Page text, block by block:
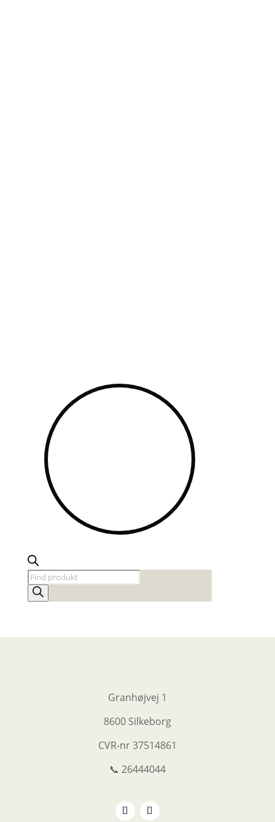
Products
search
Granhøjvej 1
8600 Silkeborg
CVR-nr37514861
📞 26444044